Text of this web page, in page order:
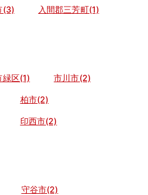
(3) 入間郡三芳町(1)
緑区(1) 市川市(2)
柏市(2)
印西市(2)
守谷市(2)